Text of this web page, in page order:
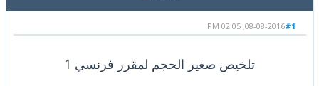
#1
08-08-2016, 02:05 PM
تلخيص صغير الحجم لمقرر فرنسي 1